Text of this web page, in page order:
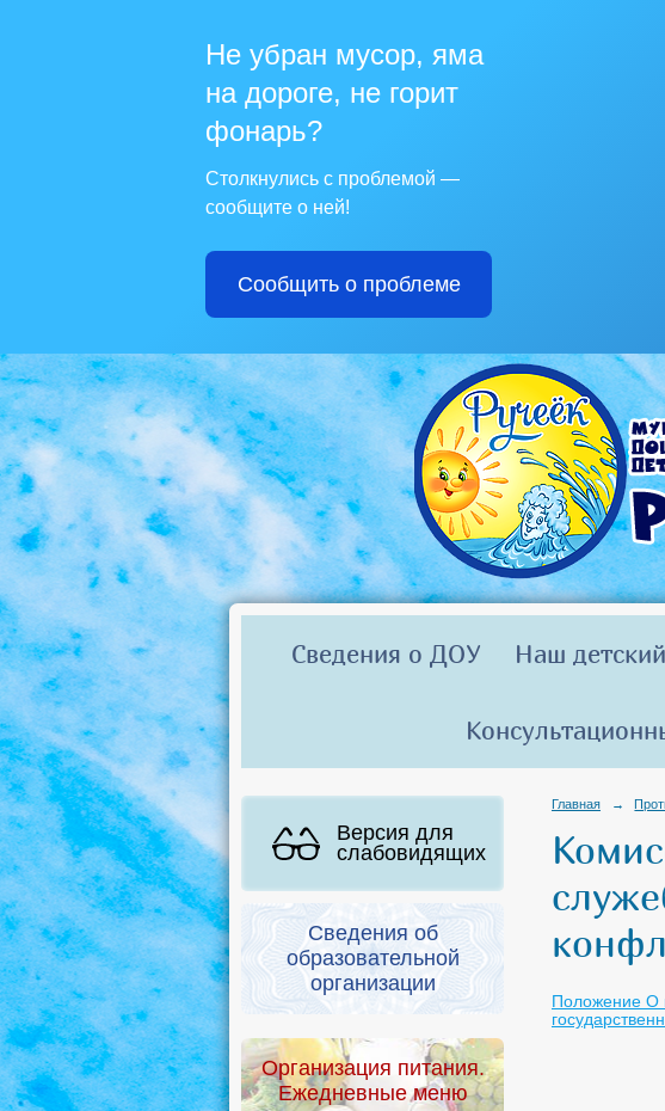
Не убран мусор, яма
на дороге, не горит
фонарь?
Столкнулись с проблемой —
сообщите о ней!
Сообщить о проблеме
Сведения о ДОУ Наш
Версия для
слабовидящих
Сведения об
образовательной
организации
Организация питания.
Ежедневные меню
Главная →
Положение О